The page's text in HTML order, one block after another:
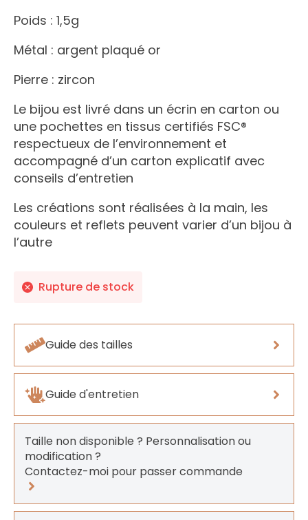
Poids : 1,5g
Métal : argent plaqué or
Pierre : zircon
Le bijou est livré dans un écrin en carton ou
une pochettes en tissus certifiés FSC®
respectueux de l’environnement et
accompagné d’un carton explicatif avec
conseils d’entretien
Les créations sont réalisées à la main, les
couleurs et reflets peuvent varier d’un bijou à
l’autre
Rupture de stock
Guide des tailles
Guide d'entretien
Taille non disponible ? Personnalisation ou
modification ?
Contactez-moi pour passer commande